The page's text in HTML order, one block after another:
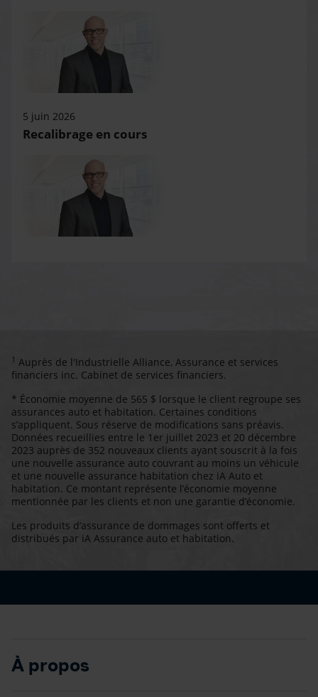
5 juin 2026
Recalibrage en cours
1 Auprès de l'Industrielle Alliance, Assurance et services
financiers inc. Cabinet de services financiers.
* Économie moyenne de 565 $ lorsque le client regroupe ses
assurances auto et habitation. Certaines conditions
s’appliquent. Sous réserve de modifications sans préavis.
Données recueillies entre le 1er juillet 2023 et 20 décembre
2023 auprès de 352 nouveaux clients ayant souscrit à la fois
une nouvelle assurance auto couvrant au moins un véhicule
et une nouvelle assurance habitation chez iA Auto et
habitation. Ce montant représente l’économie moyenne
mentionnée par les clients et non une garantie d’économie.
Les produits d’assurance de dommages sont offerts et
distribués par iA Assurance auto et habitation.
À propos